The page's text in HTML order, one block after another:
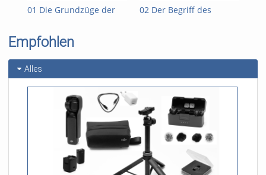
01 Die Grundzüge der
02 Der Begriff des
Empfohlen
Alles